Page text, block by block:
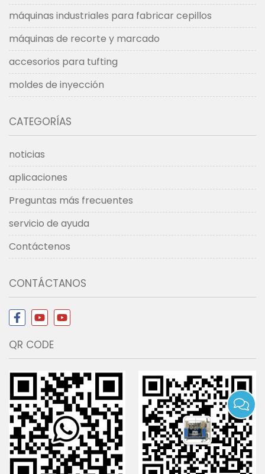
máquinas industriales para fabricar cepillos
máquinas de recorte y marcado
accesorios para tufting
moldes de inyección
CATEGORÍAS
noticias
aplicaciones
Preguntas más frecuentes
servicio de ayuda
Contáctenos
CONTÁCTANOS
QR CODE